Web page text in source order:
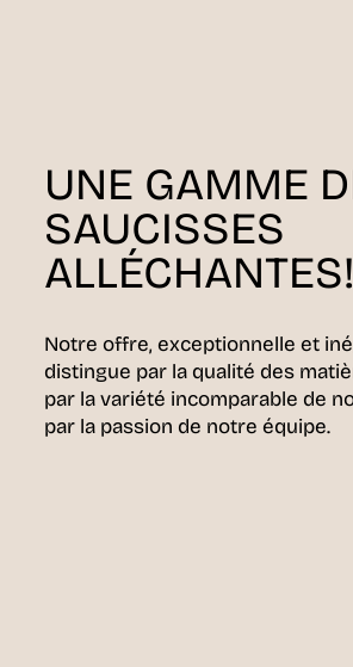
UNE GAMME
SAUCISSES
ALLÉCHANTES!
Notre offre, exceptionnelle et
distingue par la qualité des
par la variété incomparable de
par la passion de notre équipe.